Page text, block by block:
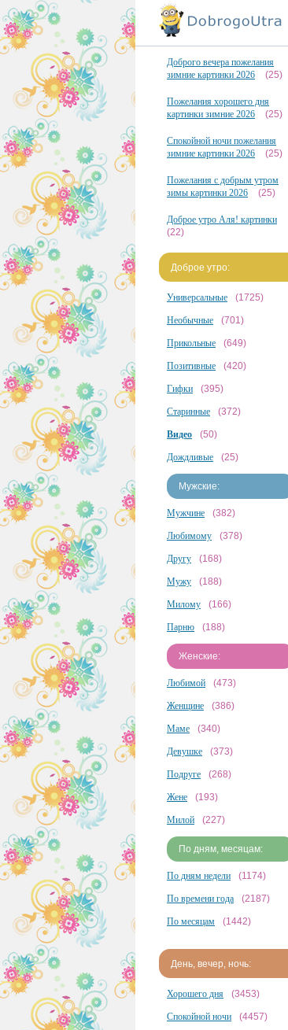
Доброго вечера пожелания
зимние картинки 2026
(25)
Пожелания хорошего дня
картинки зимние 2026
(25)
Спокойной ночи пожелания
зимние картинки 2026
(25)
Пожелания с добрым утром
зимы картинки 2026
(25)
Доброе утро Аля! картинки
(22)
Доброе утро:
Универсальные (1725)
Необычные (701)
Прикольные (649)
Позитивные (420)
Гифки (395)
Старинные (372)
Видео (50)
Дождливые (25)
Мужские:
Мужчине (382)
Любимому (378)
Другу (168)
Мужу (188)
Милому (166)
Парню (188)
Женские:
Любимой (473)
Женщине (386)
Маме (340)
Девушке (373)
Подруге (268)
Жене (193)
Милой (227)
По дням, месяцам:
По дням недели (1174)
По времени года (2187)
По месяцам (1442)
День, вечер, ночь:
Хорошего дня (3453)
Спокойной ночи (4457)